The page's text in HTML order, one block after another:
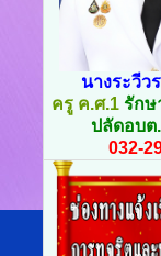
นางระวี
ครู ค.ศ.1 รักษ
ปลัดอบต
032-